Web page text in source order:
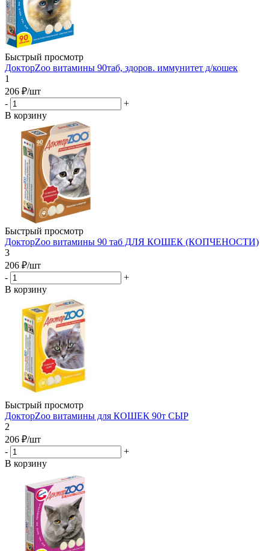
Быстрый просмотр
ДокторZoo витамины 90таб, здоров. иммунитет д/кошек
1
206 ₽/шт
-
+
В корзину
Быстрый просмотр
ДокторZоо витамины 90 таб ДЛЯ КОШЕК (КОПЧЕНОСТИ)
3
206 ₽/шт
-
+
В корзину
Быстрый просмотр
ДокторZoo витамины для КОШЕК 90т СЫР
2
206 ₽/шт
-
+
В корзину